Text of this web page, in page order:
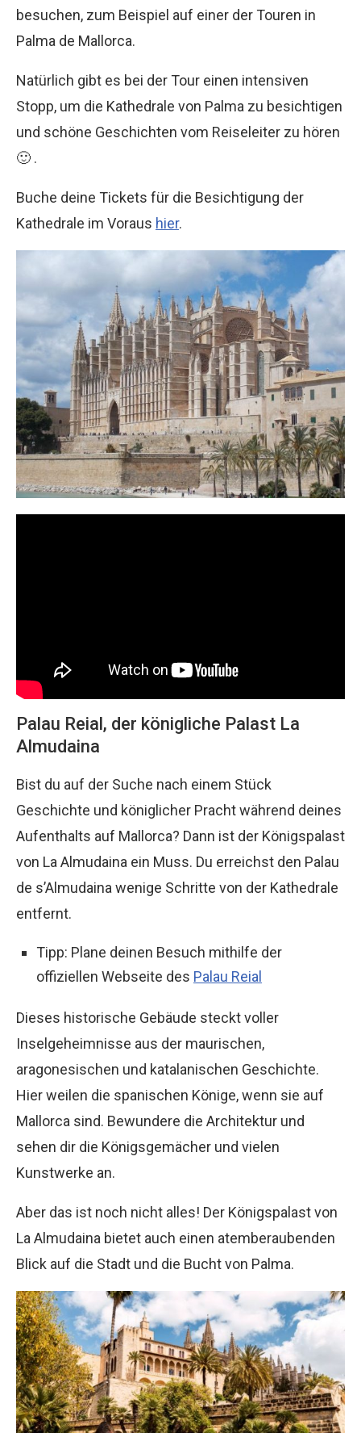
besuchen, zum Beispiel auf einer der Touren in
Palma de Mallorca.
Natürlich gibt es bei der Tour einen intensiven
Stopp, um die Kathedrale von Palma zu besichtigen
und schöne Geschichten vom Reiseleiter zu hören
🙂 .
Buche deine Tickets für die Besichtigung der
Kathedrale im Voraus hier.
Palau Reial, der königliche Palast La
Almudaina
Bist du auf der Suche nach einem Stück
Geschichte und königlicher Pracht während deines
Aufenthalts auf Mallorca? Dann ist der Königspalast
von La Almudaina ein Muss. Du erreichst den Palau
de s’Almudaina wenige Schritte von der Kathedrale
entfernt.
Tipp: Plane deinen Besuch mithilfe der
offiziellen Webseite des Palau Reial
Dieses historische Gebäude steckt voller
Inselgeheimnisse aus der maurischen,
aragonesischen und katalanischen Geschichte.
Hier weilen die spanischen Könige, wenn sie auf
Mallorca sind. Bewundere die Architektur und
sehen dir die Königsgemächer und vielen
Kunstwerke an.
Aber das ist noch nicht alles! Der Königspalast von
La Almudaina bietet auch einen atemberaubenden
Blick auf die Stadt und die Bucht von Palma.